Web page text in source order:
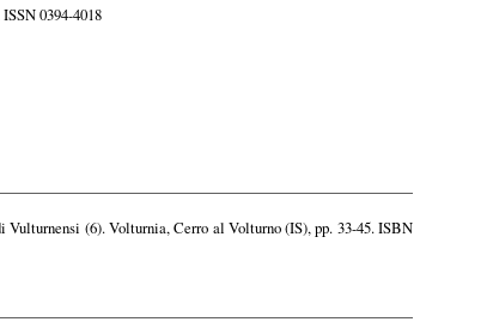
0394-4018
(6). Volturnia, Cerro al Volturno (IS), pp. 33-45. ISBN